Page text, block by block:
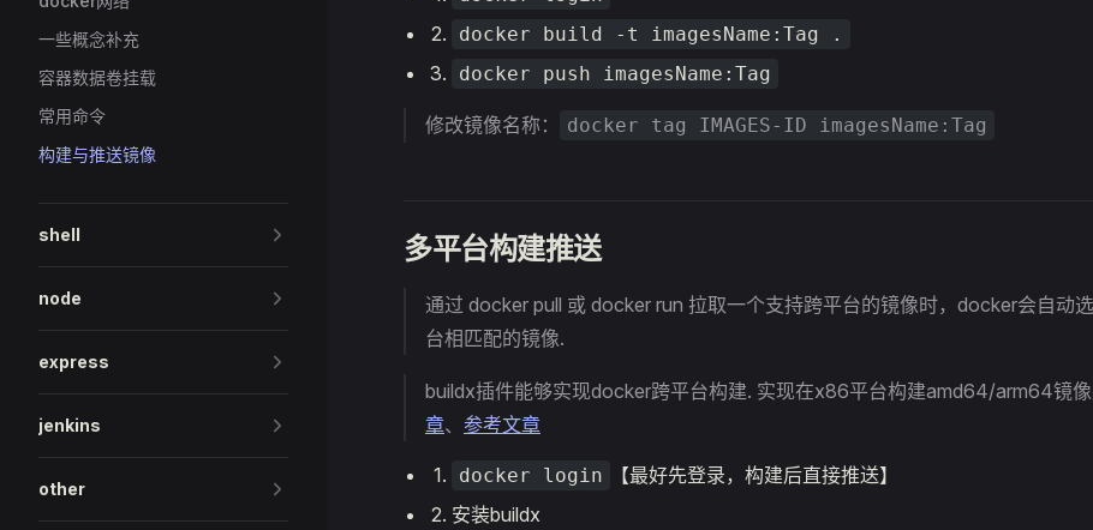
一些概念补充
容器数据卷挂载
常用命令
构建与推送镜像
shell
node
express
jenkins
other
docker build -t imagesName:Tag .
docker push imagesName:Tag
修改镜像名称： docker tag IMAGES-ID imagesName:Tag
多平台构建推送
通过 docker pull 或 docker run 拉取一个支持跨平台的镜像时，docker会自动
台相匹配的镜像.
buildx插件能够实现docker跨平台构建. 实现在x86平台构建amd64/arm64镜
章、 参考文章
docker login
【最好先登录，构建后直接推送】
安装buildx